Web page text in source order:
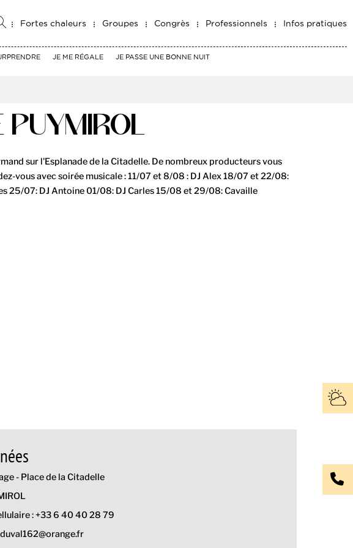
Fortes chaleurs Groupes Congrès Professionnels Infos pratiques
JE ME RÉGALE JE PASSE UNE BONNE NUIT
PUYMIROL
sur l'Esplanade de la Citadelle. De nombreux producteurs vous
vous avec soirée musicale : 11/07 et 8/08 : DJ Alex 18/07 et 22/08:
25/07: DJ Antoine 01/08: DJ Carles 15/08 et 29/08: Cavaille
- Place de la Citadelle
: +33 6 40 40 28 79